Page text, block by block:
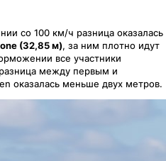
со 100 км/ч разница оказалась
(32,85 м), за ним плотно идут
все участники
между первым и
оказалась меньше двух метров.